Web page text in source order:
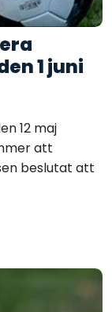
1 juni
12 maj
att
beslutat att